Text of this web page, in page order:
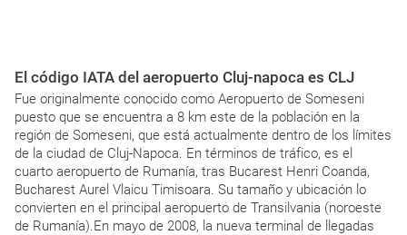
El código IATA del aeropuerto Cluj-napoca es CLJ
Fue originalmente conocido como Aeropuerto de Someseni
puesto que se encuentra a 8 km este de la población en la
región de Someseni, que está actualmente dentro de los límites
de la ciudad de Cluj-Napoca. En términos de tráfico, es el
cuarto aeropuerto de Rumanía, tras Bucarest Henri Coanda,
Bucharest Aurel Vlaicu Timisoara. Su tamaño y ubicación lo
convierten en el principal aeropuerto de Transilvania (noroeste
de Rumanía).En mayo de 2008, la nueva terminal de llegadas